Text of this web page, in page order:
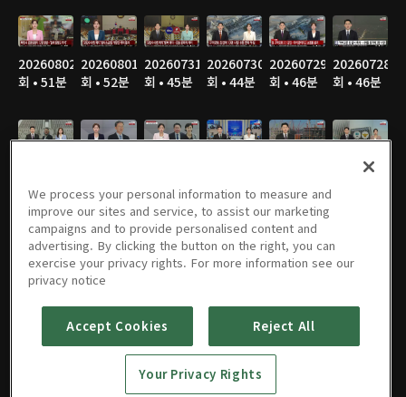
20260802
회 • 51분
20260801
회 • 52분
20260731
회 • 45분
20260730
회 • 44분
20260729
회 • 46분
20260728
회 • 46분
회 • 53분
회 • 47분
20260722
20260721
회 • 45분
20260720
회 • 46분
20260719 20260718 20260717 20260716
20260714
회 • 47분
20260713
회 • 45분
20260712
회 • 54분
회 • 51분
We process your personal information to measure and
improve our sites and service, to assist our marketing
campaigns and to provide personalised content and
advertising. By clicking the button on the right, you can
exercise your privacy rights. For more information see our
privacy notice
Accept Cookies Reject All
Your Privacy Rights